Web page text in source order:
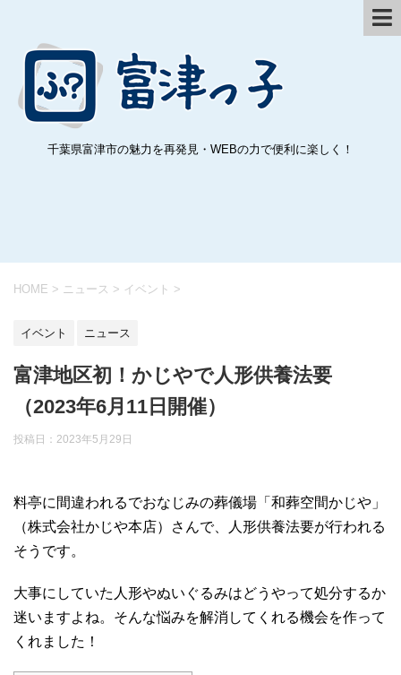
千葉県富津市の魅力を再発見・WEBの力で便利に楽しく！
HOME > ニュース > イベント >
イベント ニュース
富津地区初！かじやで人形供養法要
（2023年6月11日開催）
投稿日： 2023年5月29日
料亭に間違われるでおなじみの葬儀場「和葬空間かじや」
（株式会社かじや本店）さんで、人形供養法要が行われる
そうです。
大事にしていた人形やぬいぐるみはどうやって処分するか
迷いますよね。そんな悩みを解消してくれる機会を作って
くれました！